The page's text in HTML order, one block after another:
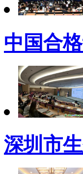
中国合
深圳市